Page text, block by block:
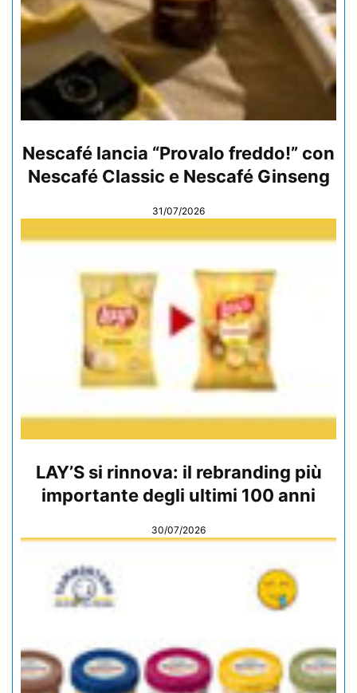
Nescafé lancia “Provalo freddo!” con
Nescafé Classic e Nescafé Ginseng
31/07/2026
LAY’S si rinnova: il rebranding più
importante degli ultimi 100 anni
30/07/2026